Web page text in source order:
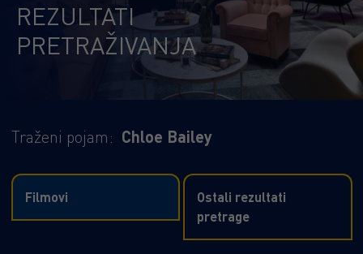
REZULTATI
PRETRAŽIVANJA
Traženi pojam: Chloe Bailey
Filmovi
Ostali rezultati
pretrage